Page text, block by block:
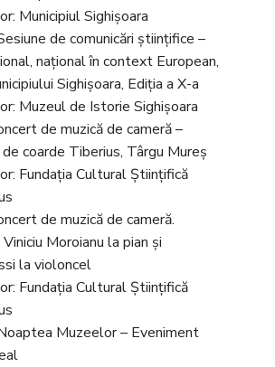
Municipiul Sighișoara
de comunicări științifice –
național în context European,
Sighișoara, Ediția a X-a
Muzeul de Istorie Sighișoara
de muzică de cameră –
coarde Tiberius, Târgu Mureș
Fundația Cultural Științifică
de muzică de cameră.
Moroianu la pian și
la violoncel
Fundația Cultural Științifică
Muzeelor – Eveniment